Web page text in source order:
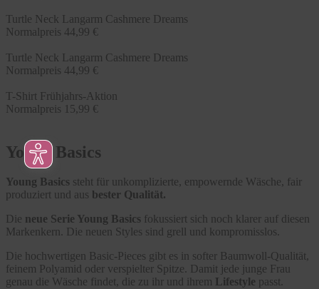
Turtle Neck Langarm Cashmere Dreams
Normalpreis 44,99 €
Turtle Neck Langarm Cashmere Dreams
Normalpreis 44,99 €
T-Shirt Frühjahrs-Aktion
Normalpreis 15,99 €
Young Basics
Young Basics steht für unkomplizierte, empowernde Wäsche, fair
produziert und aus bester Qualität.
Die neue Serie Young Basics fokussiert sich noch klarer auf diesen
Markenkern. Die neuen Styles sind grell und kompromisslos.
Die hochwertigen Basic-Pieces gibt es in softer Baumwoll-Qualität,
feinem Polyamid oder verspielter Spitze. Damit jede junge Frau
genau die Wäsche findet, die zu ihr und ihrem Lifestyle passt.